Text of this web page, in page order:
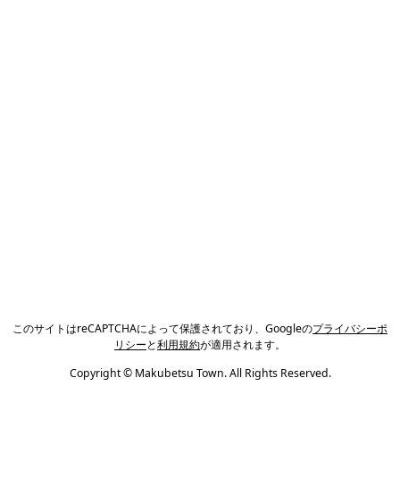
このサイトはreCAPTCHAによって保護されており、Googleのプライバシーポ
リシーと利用規約が適用されます。
Copyright © Makubetsu Town. All Rights Reserved.